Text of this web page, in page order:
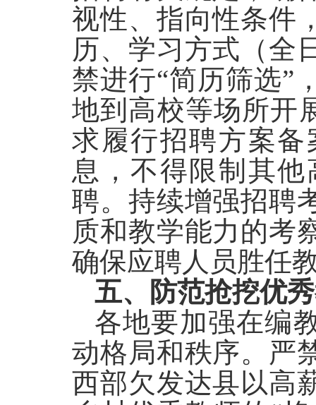
视性、指向性条件
历、学习方式（全
禁进行“简历筛选”
地到高校等场所开
求履行招聘方案
息，不得限制其
聘。持续增强招聘
质和教学能力的考
确保应聘人员胜任
五、防范抢挖优
各地要加强在编
动格局和秩序。严
西部欠发达县以高